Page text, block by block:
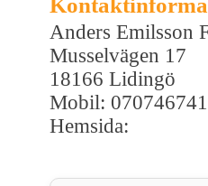
Anders Emilsson
Musselvägen 17
18166 Lidingö
Mobil:
Hemsida: